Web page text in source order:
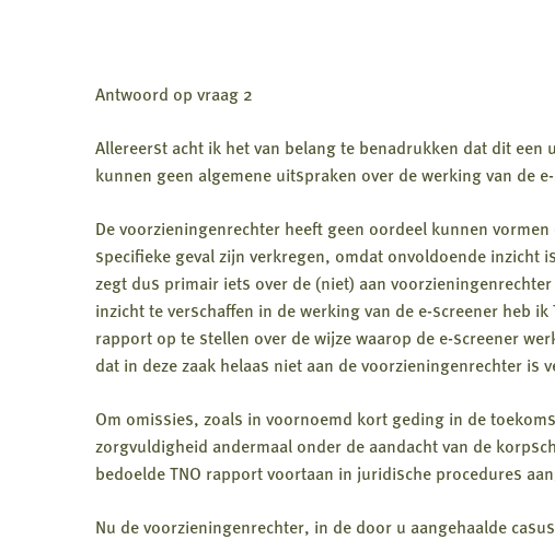
Antwoord op vraag 2
Allereerst acht ik het van belang te benadrukken dat dit
kunnen geen algemene uitspraken over de werking van de
De voorzieningenrechter heeft geen oordeel kunnen
specifieke geval zijn verkregen, omdat onvoldoende inzicht
zegt dus primair iets over de (niet) aan
inzicht te verschaffen in de werking van de e-screener heb
rapport op te stellen over de wijze waarop de e-screener
dat in deze zaak helaas niet aan de voorzieningenrechter
Om omissies, zoals in voornoemd kort geding in de
zorgvuldigheid andermaal onder de aandacht van de
bedoelde TNO rapport voortaan in juridische procedures
Nu de voorzieningenrechter, in de door u aangehaalde